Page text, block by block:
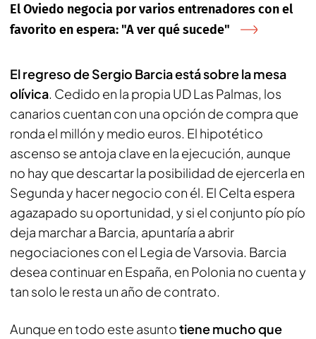
El Oviedo negocia por varios entrenadores con el
favorito en espera: "A ver qué sucede"
El regreso de Sergio Barcia está sobre la mesa
olívica. Cedido en la propia UD Las Palmas, los
canarios cuentan con una opción de compra que
ronda el millón y medio euros. El hipotético
ascenso se antoja clave en la ejecución, aunque
no hay que descartar la posibilidad de ejercerla en
Segunda y hacer negocio con él. El Celta espera
agazapado su oportunidad, y si el conjunto pío pío
deja marchar a Barcia, apuntaría a abrir
negociaciones con el Legia de Varsovia. Barcia
desea continuar en España, en Polonia no cuenta y
tan solo le resta un año de contrato.
Aunque en todo este asuntotiene mucho que